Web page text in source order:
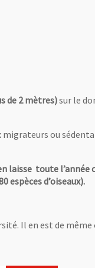
de 2 mètres)sur le
migrateurs ou
laisse toute
espèces d’oiseaux).
Il en est de